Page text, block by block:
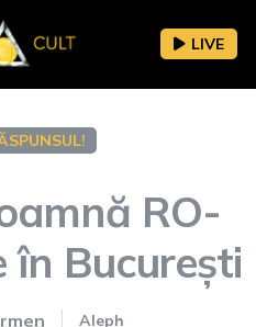
LIVE
RO-
în București
Aleph